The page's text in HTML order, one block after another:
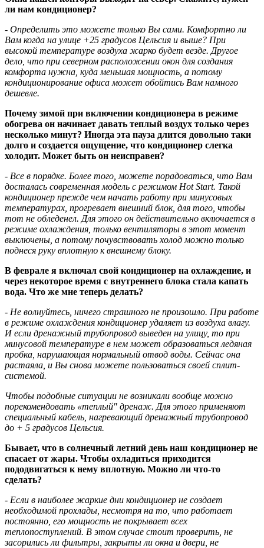
ли нам кондиционер?
- Определить это можете только Вы сами. Комфортно ли
Вам когда на улице +25 градусов Цельсия и выше? При
высокой температуре воздуха жарко будет везде. Другое
дело, что при северном расположении окон для создания
комфорта нужна, куда меньшая мощность, а потому
кондиционирование офиса может обойтись Вам намного
дешевле.
Почему зимой при включении кондиционера в режиме
обогрева он начинает давать теплый воздух только через
несколько минут? Иногда эта пауза длится довольно таки
долго и создается ощущение, что кондиционер слегка
холодит. Может быть он неисправен?
- Все в порядке. Более того, можете порадоваться, что Вам
досталась современная модель с режимом Hot Start. Такой
кондиционер прежде чем начать работу при минусовых
температурах, прогревает внешний блок, для того, чтобы
тот не обледенел. Для этого он действительно включается в
режиме охлаждения, только вентиляторы в этот момент
выключены, а потому почувствовать холод можно только
поднеся руку вплотную к внешнему блоку.
В феврале я включал свой кондиционер на охлаждение, и
через некоторое время с внутреннего блока стала капать
вода. Что же мне теперь делать?
- Не волнуйтесь, ничего страшного не произошло. При работе
в режиме охлаждения кондиционер удаляет из воздуха влагу.
И если дренажный трубопровод выведен на улицу, то при
минусовой температуре в нем может образоваться ледяная
пробка, нарушающая нормальный отвод воды. Сейчас она
растаяла, и Вы снова можете пользоваться своей сплит-
системой.
Чтобы подобные ситуации не возникали вообще можно
порекомендовать «теплый" дренаж. Для этого применяют
специальный кабель, нагревающий дренажный трубопровод
до + 5 градусов Цельсия.
Бывает, что в солнечный летний день наш кондиционер не
спасает от жары. Чтобы охладиться приходится
пододвигаться к нему вплотную. Можно ли что-то
сделать?
- Если в наиболее жаркие дни кондиционер не создает
необходимой прохлады, несмотря на то, что работает
постоянно, его мощность не покрывает всех
теплопоступлений. В этом случае стоит проверить, не
засорились ли фильтры, закрыты ли окна и двери, не